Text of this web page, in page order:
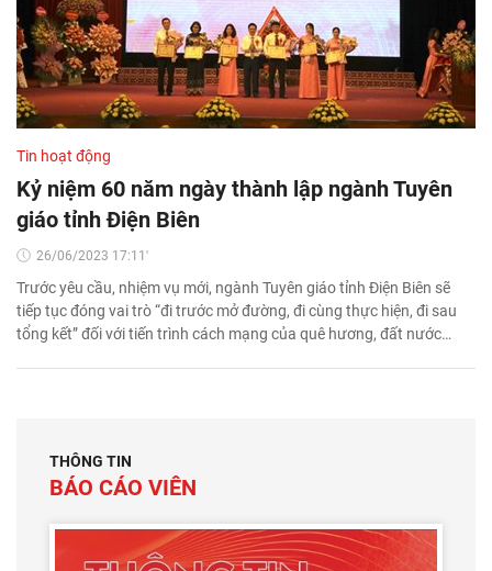
Tin hoạt động
Kỷ niệm 60 năm ngày thành lập ngành Tuyên
giáo tỉnh Điện Biên
26/06/2023 17:11'
Trước yêu cầu, nhiệm vụ mới, ngành Tuyên giáo tỉnh Điện Biên sẽ
tiếp tục đóng vai trò “đi trước mở đường, đi cùng thực hiện, đi sau
tổng kết” đối với tiến trình cách mạng của quê hương, đất nước…
THÔNG TIN
BÁO CÁO VIÊN